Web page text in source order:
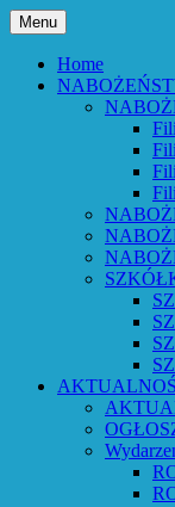
Przejdź
do
treściParafia
Menu
Home